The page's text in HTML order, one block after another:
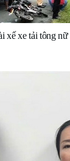
xế xe tải tông